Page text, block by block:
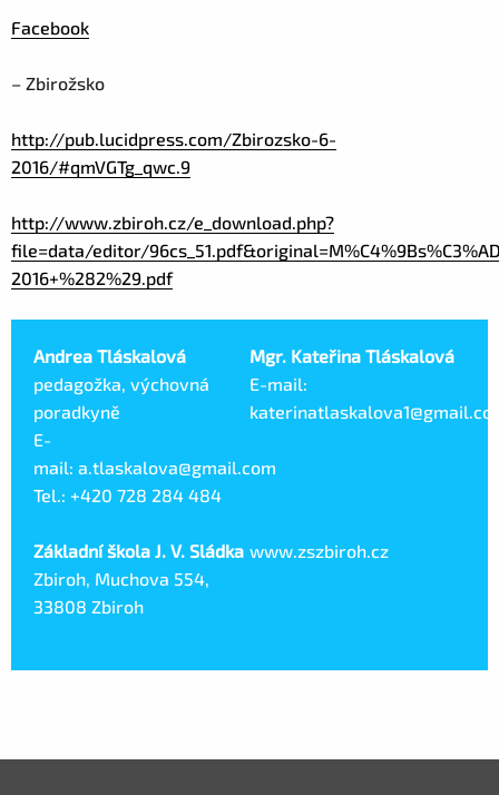
Facebook
– Zbirožsko
http://pub.lucidpress.com/Zbirozsko-6-
2016/#qmVGTg_qwc.9
http://www.zbiroh.cz/e_download.php?
file=data/editor/
2016+%282%29.pdf
Andrea Tláskalová
pedagožka, výchovná
poradkyně
E-
mail: a.tlaskalova@gmail.com
Tel.: +420 728 284 484
Mgr. Kateřina Tláskalová
E-mail:
Základní škola J. V. Sládka
Zbiroh, Muchova 554,
33808 Zbiroh
www.zszbiroh.cz